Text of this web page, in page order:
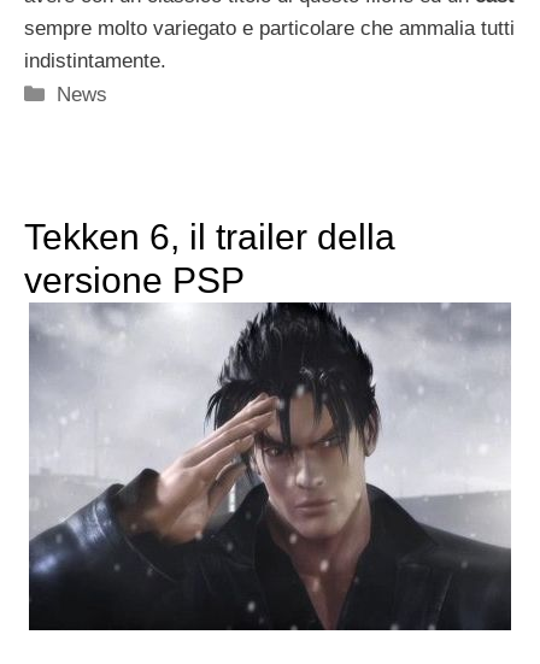
sempre molto variegato e particolare che ammalia tutti
indistintamente.
Categorie
News
Tekken 6, il trailer della
versione PSP